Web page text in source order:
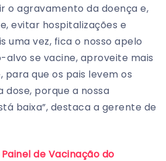
o agravamento da doença e,
evitar hospitalizações e
uma vez, fica o nosso apelo
alvo se vacine, aproveite mais
para que os pais levem os
porque a nossa
baixa”, destaca a gerente de
Painel de Vacinação do